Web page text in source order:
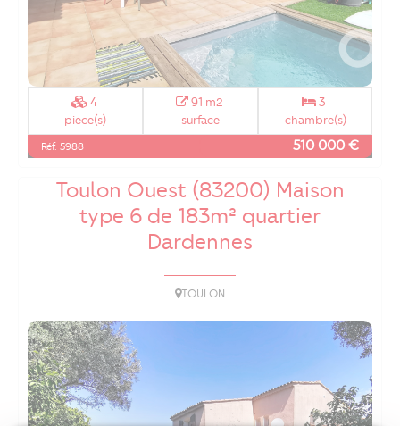
4
piece(s)
91 m2
surface
3
chambre(s)
Réf. 5988 510 000 €
Toulon Ouest (83200) Maison
type 6 de 183m² quartier
Dardennes
TOULON